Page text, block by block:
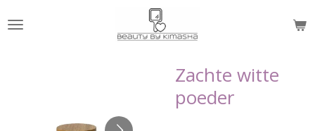
direct
Zachte witte
poeder